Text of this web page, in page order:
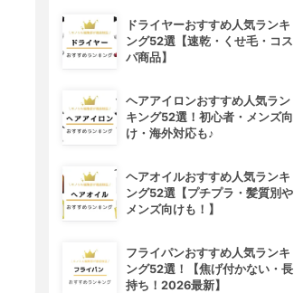
ドライヤーおすすめ人気ランキ
ング52選【速乾・くせ毛・コス
パ商品】
ヘアアイロンおすすめ人気ラン
キング52選！初心者・メンズ向
け・海外対応も♪
ヘアオイルおすすめ人気ランキ
ング52選【プチプラ・髪質別や
メンズ向けも！】
フライパンおすすめ人気ランキ
ング52選！【焦げ付かない・長
持ち！2026最新】